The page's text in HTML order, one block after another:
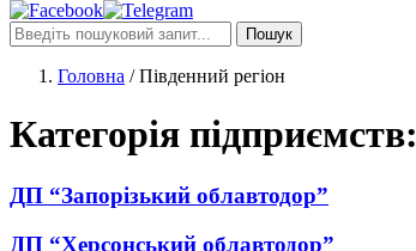
Пошук
Головна /Південний регіон
Категорія підприємств:
ДП “Запорізький облавтодор”
ДП “Херсонський облавтодор”